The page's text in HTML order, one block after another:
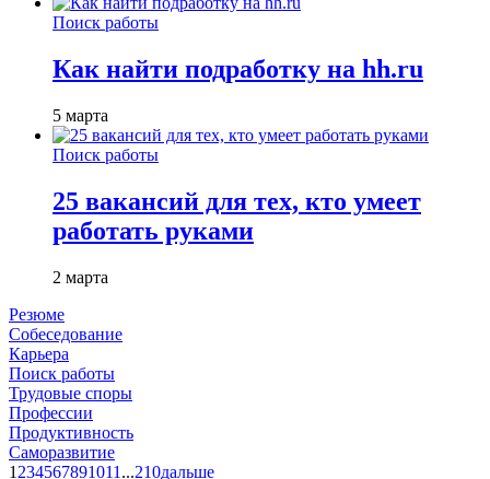
Поиск работы
Как найти подработку на hh.ru
5 марта
Поиск работы
25 вакансий для тех, кто умеет
работать руками
2 марта
Резюме
Собеседование
Карьера
Поиск работы
Трудовые споры
Профессии
Продуктивность
Саморазвитие
1 234567891011 ...210дальше